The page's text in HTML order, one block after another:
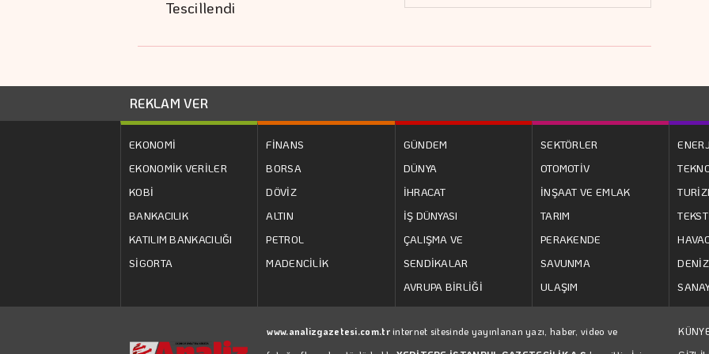
Tescillendi
REKLAM VER
EKONOMİ
EKONOMİK VERİLER
KOBİ
BANKACILIK
KATILIM BANKACILIĞI
SİGORTA
FİNANS
BORSA
DÖVİZ
ALTIN
PETROL
MADENCİLİK
GÜNDEM
DÜNYA
İHRACAT
İŞ DÜNYASI
ÇALIŞMA VE
SENDİKALAR
AVRUPA BİRLİĞİ
SEKTÖRLER
OTOMOTİV
İNŞAAT VE EMLAK
TARIM
PERAKENDE
SAVUNMA
ULAŞIM
www.analizgazetesi.com.trinternet sitesinde yayınlanan yazı, haber, video ve